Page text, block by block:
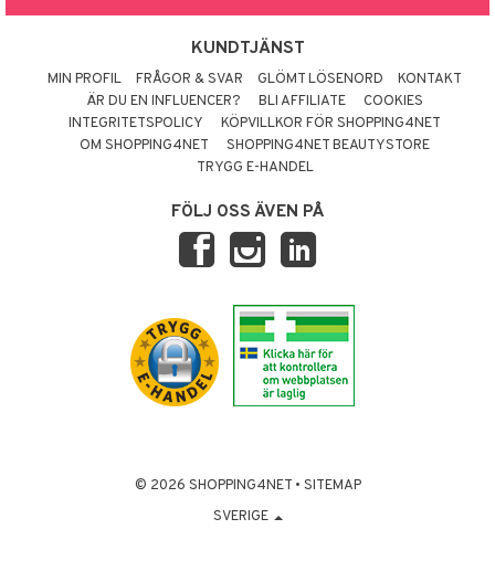
KUNDTJÄNST
MIN PROFIL FRÅGOR & SVAR GLÖMT LÖSENORD
KONTAKT
ÄR DU EN INFLUENCER?
BLI AFFILIATE
COOKIES
INTEGRITETSPOLICY
KÖPVILLKOR FÖR SHOPPING4NET
OM SHOPPING4NET
SHOPPING4NET BEAUTYSTORE
TRYGG E-HANDEL
FÖLJ OSS ÄVEN PÅ
© 2026 SHOPPING4NET • SITEMAP
SVERIGE